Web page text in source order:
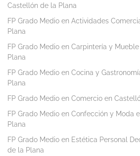
Castellón de la Plana
FP Grado Medio en Actividades
Plana
FP Grado Medio en Carpintería y
Plana
FP Grado Medio en Cocina y
Plana
FP Grado Medio en Comercio en
FP Grado Medio en Confección y Moda
Plana
FP Grado Medio en Estética Personal
de la Plana